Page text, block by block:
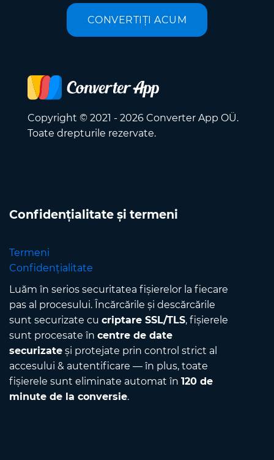
CONVERTIȚI ACUM
Copyright © 2021 - 2026 Converter App OÜ.
Toate drepturile rezervate.
Confidențialitate și termeni
Termeni
Confidențialitate
Luăm în serios securitatea fișierelor la fiecare
pas al procesului. Încărcările și descărcările
sunt securizate cu criptare SSL/TLS, fișierele
sunt procesate în centre de date
securizate și protejate prin control strict al
accesului & autentificare — în plus, toate
fișierele sunt eliminate automat în 120 de
minute de la conversie.